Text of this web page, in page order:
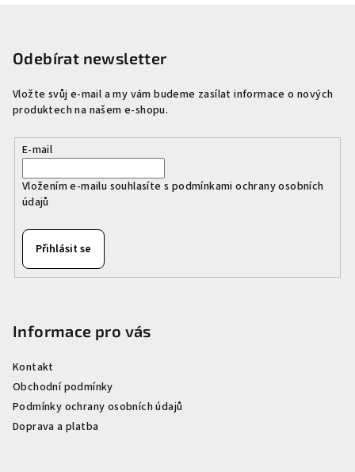
r
y
ý
Odebírat newsletter
Vložte svůj e-mail a my vám budeme zasílat informace o nových
produktech na našem e-shopu.
E-mail
Vložením e-mailu souhlasíte s podmínkami ochrany osobních
údajů
Přihlásit se
Informace pro vás
Kontakt
Obchodní podmínky
Podmínky ochrany osobních údajů
Doprava a platba